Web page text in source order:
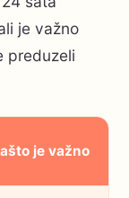
je važno
preduzeli
je važno